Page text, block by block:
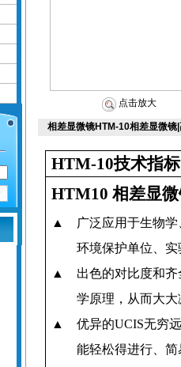
点击放大
相差显微镜HTM-10相差显微
HTM-10技术指标
HTM10相差显
▲
广泛应用于生物
环境保护单位、
▲
出色的对比度和
学原理，从而大
▲
优异的UCIS无穷
能轻松得进行、